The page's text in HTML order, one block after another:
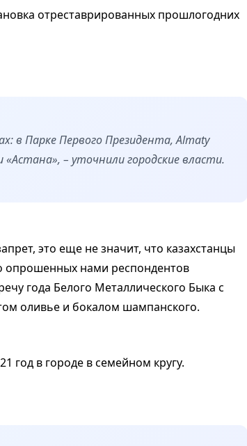
отреставрированных прошлогодних
в Парке Первого Президента, Almaty
– уточнили городские власти.
это еще не значит, что казахстанцы
опрошенных нами респондентов
года Белого Металлического Быка с
оливье и бокалом шампанского.
год в городе в семейном кругу.